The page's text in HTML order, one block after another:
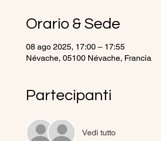
Orario & Sede
08 ago 2025, 17:00 – 17:55
Névache, 05100 Névache, Francia
Partecipanti
Vedi tutto